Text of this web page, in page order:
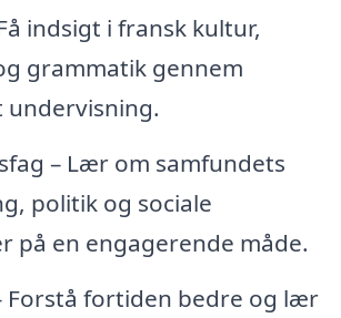
indsigt i fransk kultur,
grammatik gennem
– Lær om samfundets
politik og sociale
på en engagerende måde.
Forstå fortiden bedre og lær